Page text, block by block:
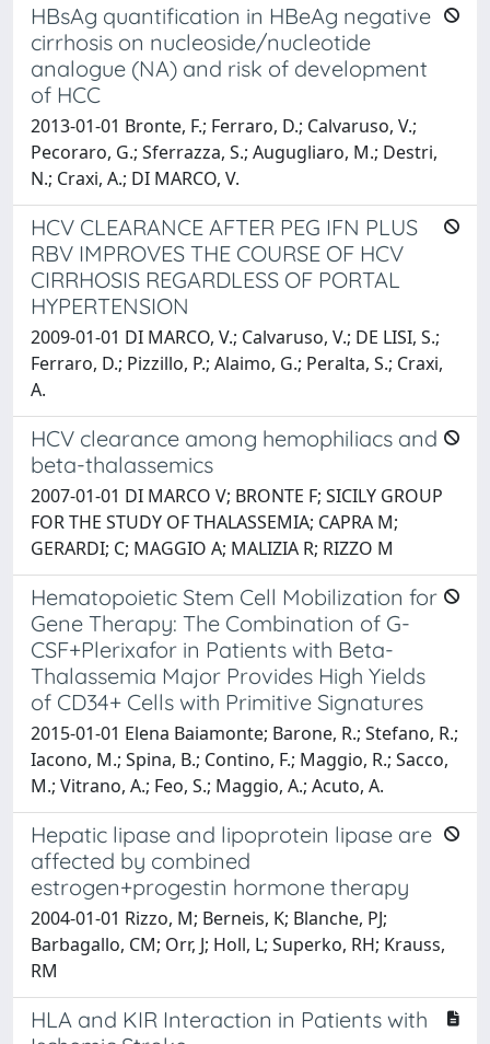
HBsAg quantification in HBeAg negative
cirrhosis on nucleoside/nucleotide
analogue (NA) and risk of development
of HCC
2013-01-01 Bronte, F.; Ferraro, D.; Calvaruso, V.;
Pecoraro, G.; Sferrazza, S.; Augugliaro, M.; Destri,
N.; Craxi, A.; DI MARCO, V.
HCV CLEARANCE AFTER PEG IFN PLUS
RBV IMPROVES THE COURSE OF HCV
CIRRHOSIS REGARDLESS OF PORTAL
HYPERTENSION
2009-01-01 DI MARCO, V.; Calvaruso, V.; DE LISI, S.;
Ferraro, D.; Pizzillo, P.; Alaimo, G.; Peralta, S.; Craxi,
A.
HCV clearance among hemophiliacs and
beta-thalassemics
2007-01-01 DI MARCO V; BRONTE F; SICILY GROUP
FOR THE STUDY OF THALASSEMIA; CAPRA M;
GERARDI; C; MAGGIO A; MALIZIA R; RIZZO M
Hematopoietic Stem Cell Mobilization for
Gene Therapy: The Combination of G-
CSF+Plerixafor in Patients with Beta-
Thalassemia Major Provides High Yields
of CD34+ Cells with Primitive Signatures
2015-01-01 Elena Baiamonte; Barone, R.; Stefano, R.;
Iacono, M.; Spina, B.; Contino, F.; Maggio, R.; Sacco,
M.; Vitrano, A.; Feo, S.; Maggio, A.; Acuto, A.
Hepatic lipase and lipoprotein lipase are
affected by combined
estrogen+progestin hormone therapy
2004-01-01 Rizzo, M; Berneis, K; Blanche, PJ;
Barbagallo, CM; Orr, J; Holl, L; Superko, RH; Krauss,
RM
HLA and KIR Interaction in Patients with